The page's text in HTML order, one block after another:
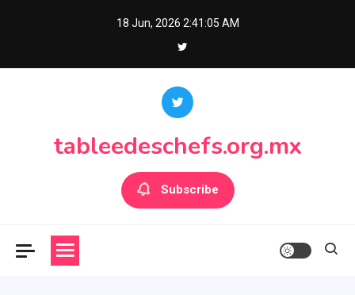
18 Jun, 2026 2:41:07 AM
tableedeschefs.org.mx
Subscribe